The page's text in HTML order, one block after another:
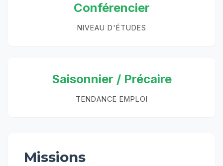
Conférencier
NIVEAU D'ÉTUDES
Saisonnier / Précaire
TENDANCE EMPLOI
Missions